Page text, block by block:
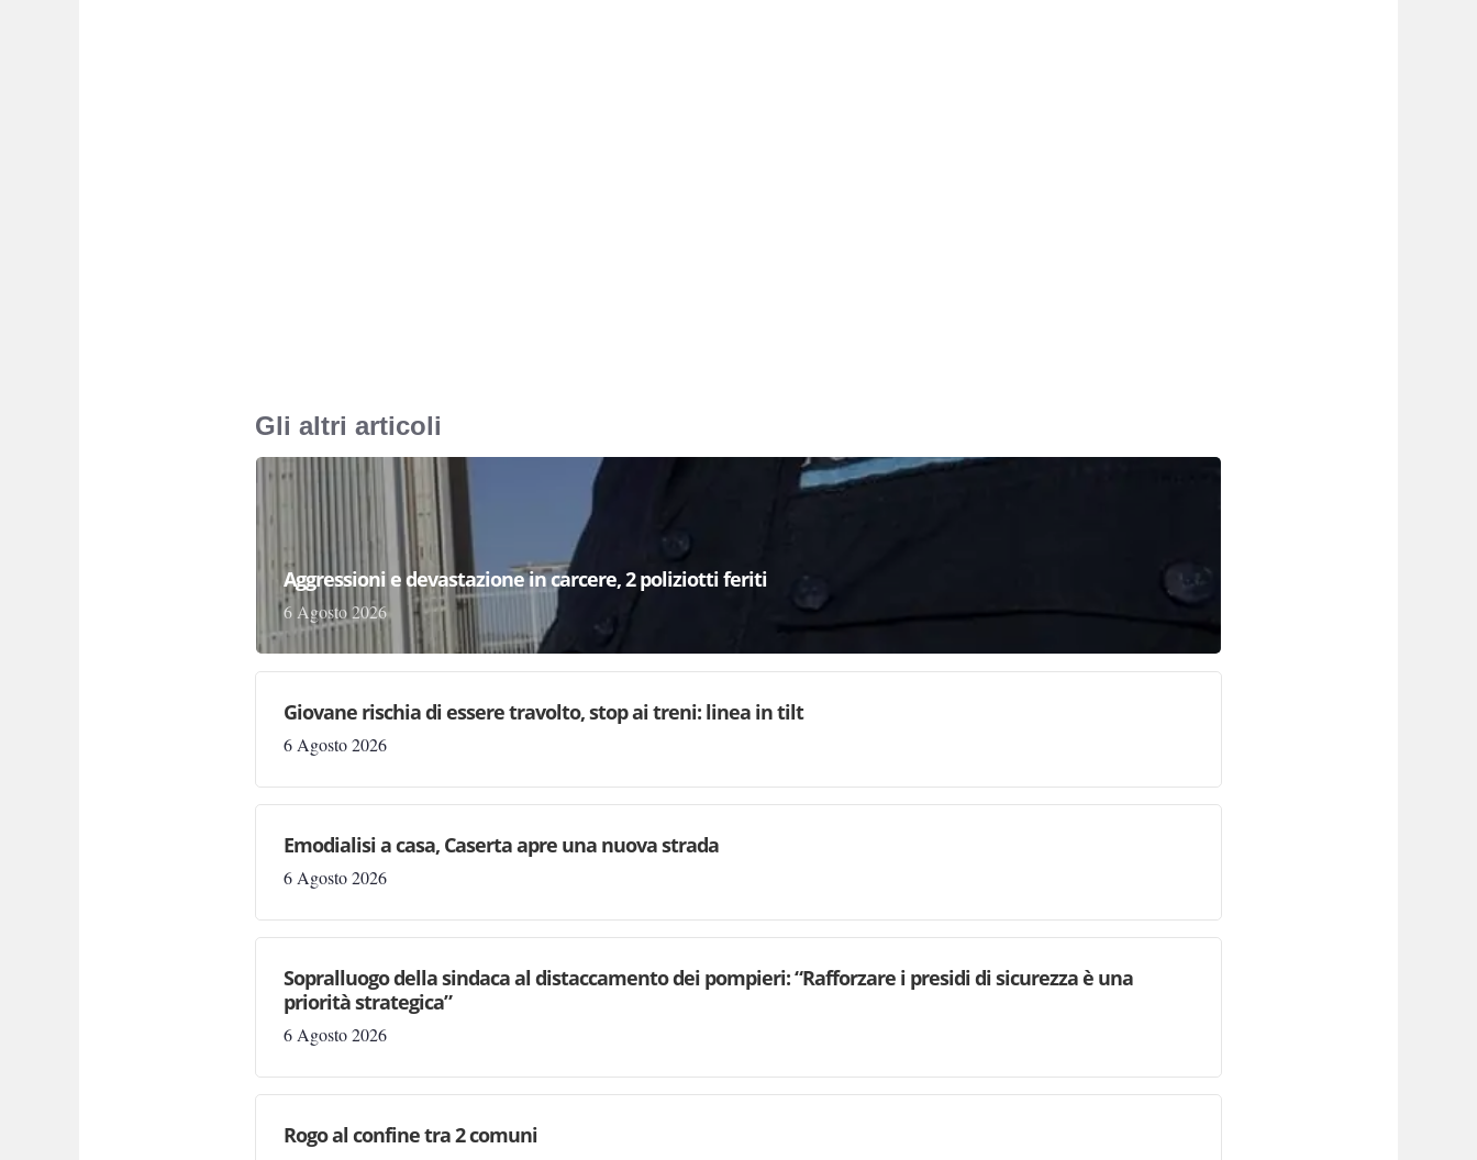
Gli altri articoli
Aggressioni e devastazione in carcere, 2 poliziotti feriti
6 Agosto 2026
Giovane rischia di essere travolto, stop ai treni: linea in tilt
6 Agosto 2026
Emodialisi a casa, Caserta apre una nuova strada
6 Agosto 2026
Sopralluogo della sindaca al distaccamento dei pompieri: “Rafforzare i presidi di sicurezza è una
priorità strategica”
6 Agosto 2026
Rogo al confine tra 2 comuni